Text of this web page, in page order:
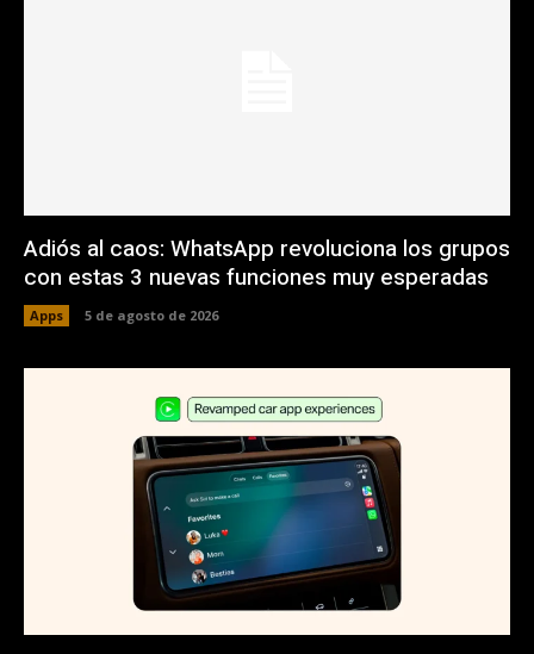
Adiós al caos: WhatsApp revoluciona los grupos
con estas 3 nuevas funciones muy esperadas
Apps 5 de agosto de 2026